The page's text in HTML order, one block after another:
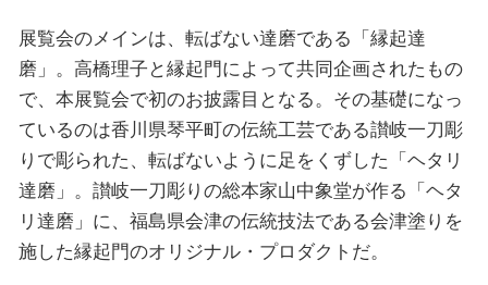
展覧会のメインは、転ばない達磨である「縁起達
磨」。高橋理子と縁起門によって共同企画されたもの
で、本展覧会で初のお披露目となる。その基礎になっ
ているのは香川県琴平町の伝統工芸である讃岐一刀彫
りで彫られた、転ばないように足をくずした「ヘタリ
達磨」。讃岐一刀彫りの総本家山中象堂が作る「ヘタ
リ達磨」に、福島県会津の伝統技法である会津塗りを
施した縁起門のオリジナル・プロダクトだ。